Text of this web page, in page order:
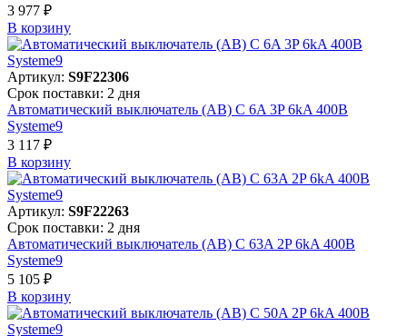
3 977 ₽
В корзинy
Артикул: S9F22306
Срок поставки: 2 дня
Автоматический выключатель (АВ) C 6A 3P 6kA 400В
Systeme9
3 117 ₽
В корзинy
Артикул: S9F22263
Срок поставки: 2 дня
Автоматический выключатель (АВ) C 63A 2P 6kA 400В
Systeme9
5 105 ₽
В корзинy